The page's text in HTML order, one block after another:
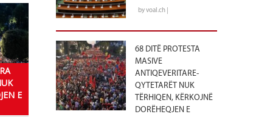
E
by voal.ch |
68 DITË PROTESTA
MASIVE
ANTIQEVERITARE-
QYTETARËT NUK
TËRHIQEN, KËRKOJNË
DORËHEQJEN E